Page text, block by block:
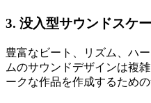
3. 没入型サウンドスケ
豊富なビート、リズム、ハ
ムのサウンドデザインは複
ークな作品を作成するため